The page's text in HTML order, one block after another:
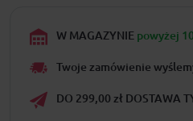
W MAGAZYNIE powyżej
Twoje zamówienie
DO 299,00 zł DOSTAWA